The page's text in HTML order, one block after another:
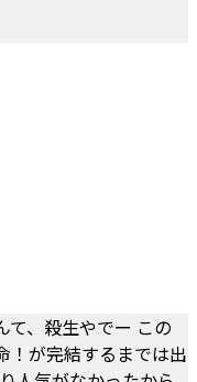
て、殺生やでー この
！が完結するまでは出